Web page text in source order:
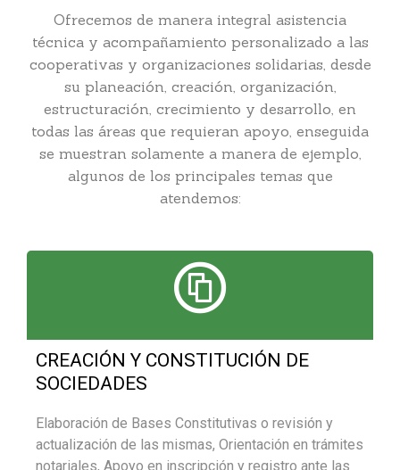
Ofrecemos de manera integral asistencia
técnica y acompañamiento personalizado a las
cooperativas y organizaciones solidarias, desde
su planeación, creación, organización,
estructuración, crecimiento y desarrollo, en
todas las áreas que requieran apoyo, enseguida
se muestran solamente a manera de ejemplo,
algunos de los principales temas que
atendemos:
CREACIÓN Y CONSTITUCIÓN DE
SOCIEDADES
Elaboración de Bases Constitutivas o revisión y
actualización de las mismas, Orientación en trámites
notariales, Apoyo en inscripción y registro ante las